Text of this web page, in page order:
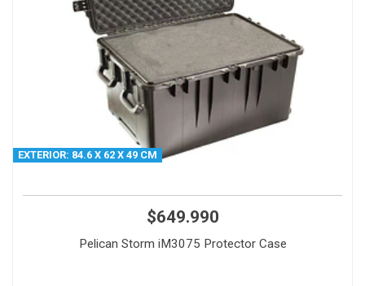
EXTERIOR: 84.6 X 62 X 49 CM
$649.990
Pelican Storm iM3075 Protector Case